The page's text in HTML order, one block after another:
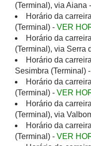
(Terminal), via Aiana -
Horário da
(Terminal) - VER
Horário da
(Terminal), via Serra
Horário da
Sesimbra (Terminal) -
Horário da
(Terminal) - VER
Horário da
(Terminal), via
Horário da
(Terminal) - VER